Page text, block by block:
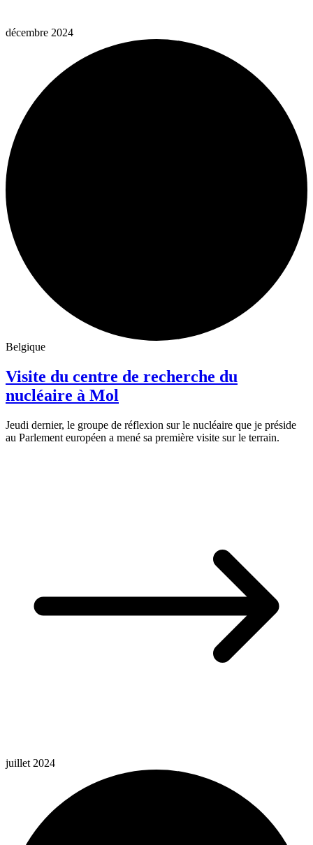
décembre 2024
Belgique
Visite du centre de recherche du
nucléaire à Mol
Jeudi dernier, le groupe de réflexion sur le nucléaire que je préside
au Parlement européen a mené sa première visite sur le terrain.
juillet 2024